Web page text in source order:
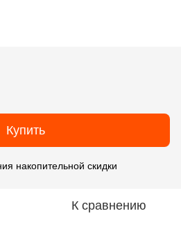
Купить
накопительной скидки
К сравнению